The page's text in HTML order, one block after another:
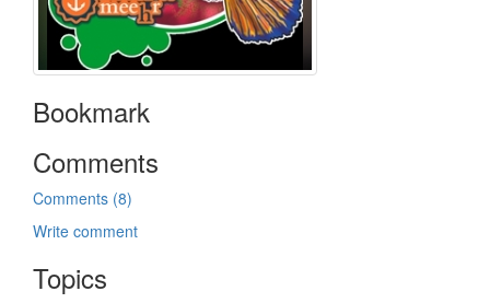
Bookmark
Comments
Comments (8)
Write comment
Topics